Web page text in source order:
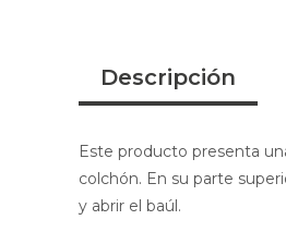
Descripción
Este producto presenta
colchón. En su parte
y abrir el baúl.